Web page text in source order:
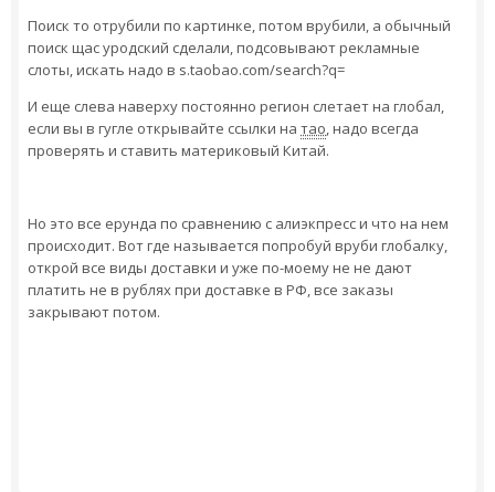
Поиск то отрубили по картинке, потом врубили, а обычный
поиск щас уродский сделали, подсовывают рекламные
слоты, искать надо в s.taobao.com/search?q=
И еще слева наверху постоянно регион слетает на глобал,
если вы в гугле открывайте ссылки на тао , надо всегда
проверять и ставить материковый Китай.
Но это все ерунда по сравнению с алиэкпресс и что на нем
происходит. Вот где называется попробуй вруби глобалку,
открой все виды доставки и уже по-моему не не дают
платить не в рублях при доставке в РФ, все заказы
закрывают потом.